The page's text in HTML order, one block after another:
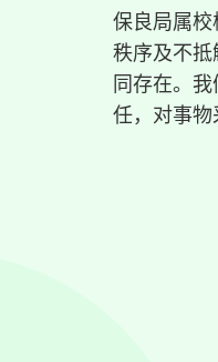
保良局属
秩序及不
同存在。
任，对事物